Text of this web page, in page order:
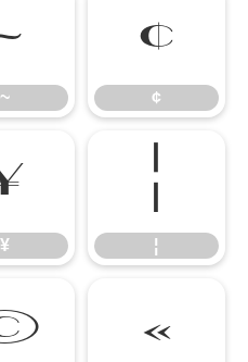
~
¢
¢
¥
¦
¦
«